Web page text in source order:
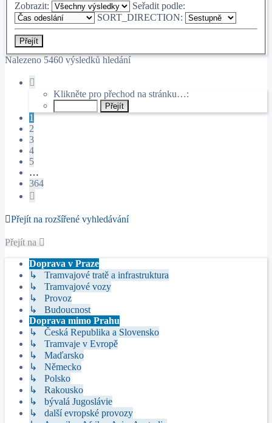
Zobrazit:
Seřadit podle:
SORT_DIRECTION:
Nalezeno 5460 výsledků hledání
364
Klikněte pro přechod na stránku…:
1
2
3
4
5
…
364
Přejít na rozšířené vyhledávání
Přejít na
Doprava v Praze
↳ Tramvajové tratě a infrastruktura
↳ Tramvajové vozy
↳ Provoz
↳ Budoucnost
Doprava mimo Prahu
↳ Česká Republika a Slovensko
↳ Tramvaje v Evropě
↳ Maďarsko
↳ Německo
↳ Polsko
↳ Rakousko
↳ bývalá Jugoslávie
↳ další evropské provozy